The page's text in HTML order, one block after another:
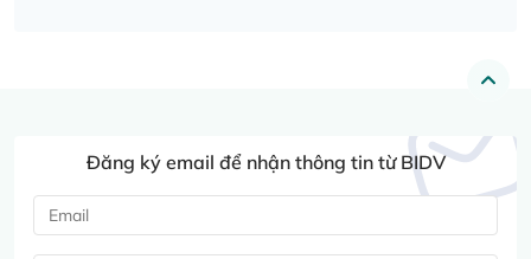
Đăng ký email để nhận thông tin từ BIDV